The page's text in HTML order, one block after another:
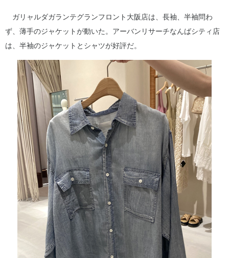
ガリャルダガランテグランフロント大阪店は、長袖、半袖問わ
ず、薄手のジャケットが動いた。アーバンリサーチなんばシティ店
は、半袖のジャケットとシャツが好評だ。